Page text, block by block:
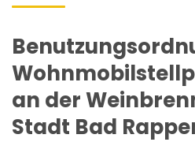
an der
Stadt Bad